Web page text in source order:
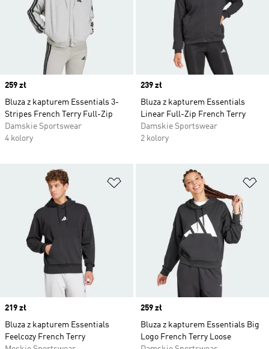
Price
259 zł
Bluza z kapturem Essentials 3-
Stripes French Terry Full-Zip
Damskie Sportswear
4 kolory
Price
239 zł
Bluza z kapturem Essentials
Linear Full-Zip French Terry
Damskie Sportswear
2 kolory
Dodaj do listy życzeń
Price
219 zł
Bluza z kapturem Essentials
Feelcozy French Terry
Price
259 zł
Bluza z kapturem Essentials Big
Logo French Terry Loose